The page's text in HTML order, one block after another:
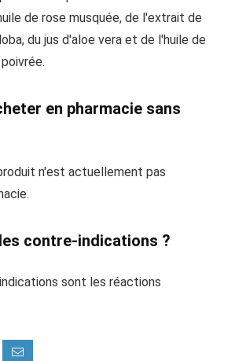
de rose musquée, de l'extrait de
du jus d'aloe vera et de l'huile de
en pharmacie sans
n'est actuellement pas
contre-indications ?
sont les réactions